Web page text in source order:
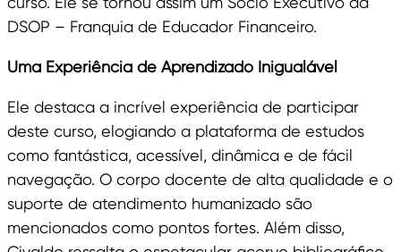
DSOP – Franquia de Educador Financeiro.
Uma Experiência de Aprendizado Inigualável
Ele destaca a incrível experiência de participar
deste curso, elogiando a plataforma de estudos
como fantástica, acessível, dinâmica e de fácil
navegação. O corpo docente de alta qualidade e o
suporte de atendimento humanizado são
mencionados como pontos fortes. Além disso,